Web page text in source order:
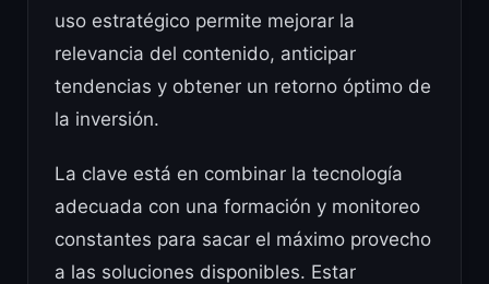
uso estratégico permite mejorar la
relevancia del contenido, anticipar
tendencias y obtener un retorno óptimo de
la inversión.
La clave está en combinar la tecnología
adecuada con una formación y monitoreo
constantes para sacar el máximo provecho
a las soluciones disponibles. Estar